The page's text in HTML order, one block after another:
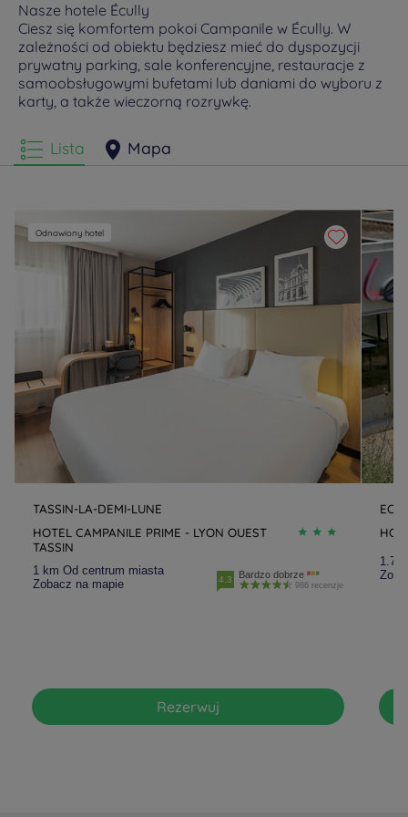
Nasze hotele Écully
Ciesz się komfortem pokoi Campanile w Écully. W
zależności od obiektu będziesz mieć do dyspozycji
prywatny parking, sale konferencyjne, restauracje z
samoobsługowymi bufetami lub daniami do wyboru z
karty, a także wieczorną rozrywkę.
Lista Mapa
Odnowiony hotel
TASSIN-LA-DEMI-LUNE
HOTEL CAMPANILE PRIME - LYON OUEST
TASSIN
1 km Od centrum miasta
Zobacz na mapie
4.3 Bardzo dobrze
986 recenzje
Rezerwuj
1.7